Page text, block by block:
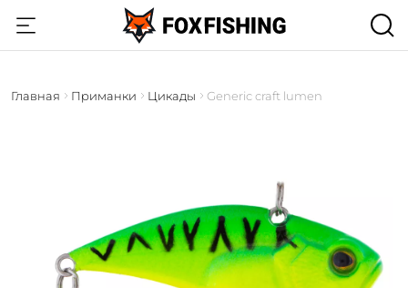
Главная Приманки Цикады Generic craft lumen